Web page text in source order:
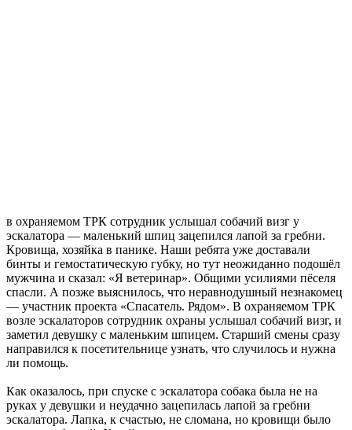
в охраняемом ТРК сотрудник услышал собачий визг у
эскалатора — маленький шпиц зацепился лапой за гребни.
Кровища, хозяйка в панике. Наши ребята уже доставали
бинты и гемостатическую губку, но тут неожиданно подошёл
мужчина и сказал: «Я ветеринар». Общими усилиями пёселя
спасли. А позже выяснилось, что неравнодушный незнакомец
— участник проекта «Спасатель. Рядом». В охраняемом ТРК
возле эскалаторов сотрудник охраны услышал собачий визг, и
заметил девушку с маленьким шпицем. Старший смены сразу
направился к посетительнице узнать, что случилось и нужна
ли помощь.
Как оказалось, при спуске с эскалатора собака была не на
руках у девушки и неудачно зацепилась лапой за гребни
эскалатора. Лапка, к счастью, не сломана, но кровищи было